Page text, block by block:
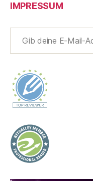
IMPRESSUM
Gib deine E-Mail-Adresse ein ...